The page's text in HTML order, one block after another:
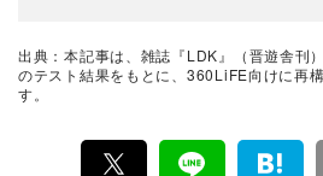
て見つけた「本当に良いも
選してあなたにお届け。編
出典：本記事は、雑誌『LDK』（晋遊舎刊
のテスト結果をもとに、360LiFE向けに再
す。